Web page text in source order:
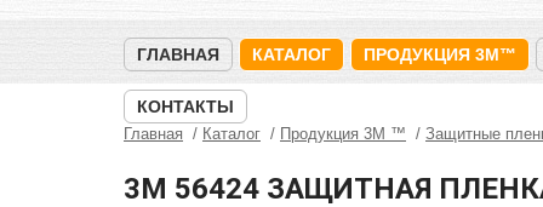
ГЛАВНАЯ КАТАЛОГ ПРОДУКЦИЯ 3M™
КОНТАКТЫ
Главная Каталог Продукция 3M ™ Защитные
3М 56424 ЗАЩИТНАЯ ПЛЕНКА